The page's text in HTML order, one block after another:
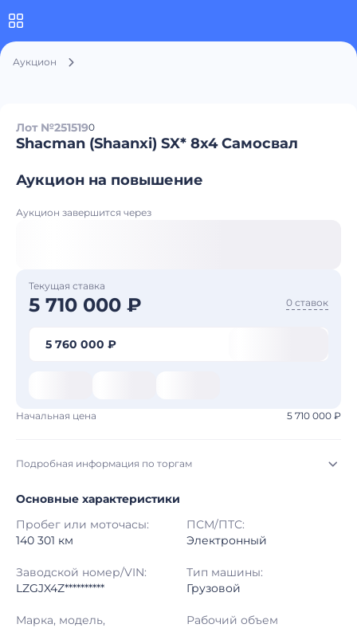
Аукцион
Лот №2515190
Shacman (Shaanxi) SX* 8x4 Самосвал
Аукцион на повышение
Аукцион завершится через
Текущая ставка
5 710 000 ₽ 0 ставок
5 760 000 ₽
Начальная цена 5 710 000 ₽
Подробная информация по торгам
Начало торгов: 07.08.2026, 09:12 МСК
Конец торгов: 14.08.2026, 09:12 МСК
Тип аукциона: Открытые торги
Основные характеристики
Пробег или моточасы:
140 301 км
ПСМ/ПТС:
Электронный
Заводской номер/VIN:
LZGJX4Z**********
Тип машины:
Грузовой
Марка, модель,
Рабочий объем